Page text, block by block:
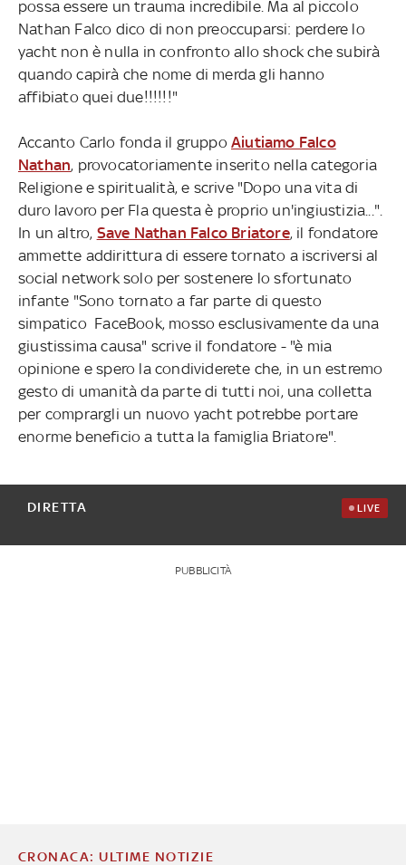
possa essere un trauma incredibile. Ma al piccolo
Nathan Falco dico di non preoccuparsi: perdere lo
yacht non è nulla in confronto allo shock che subirà
quando capirà che nome di merda gli hanno
affibiato quei due!!!!!!"
Accanto Carlo fonda il gruppo Aiutiamo Falco
Nathan, provocatoriamente inserito nella categoria
Religione e spiritualità, e scrive "Dopo una vita di
duro lavoro per Fla questa è proprio un'ingiustizia...".
In un altro, Save Nathan Falco Briatore, il fondatore
ammette addirittura di essere tornato a iscriversi al
social network solo per sostenere lo sfortunato
infante "Sono tornato a far parte di questo
simpatico FaceBook, mosso esclusivamente da una
giustissima causa" scrive il fondatore - "è mia
opinione e spero la condividerete che, in un estremo
gesto di umanità da parte di tutti noi, una colletta
per comprargli un nuovo yacht potrebbe portare
enorme beneficio a tutta la famiglia Briatore".
DIRETTA LIVE
PUBBLICITÀ
CRONACA: ULTIME NOTIZIE